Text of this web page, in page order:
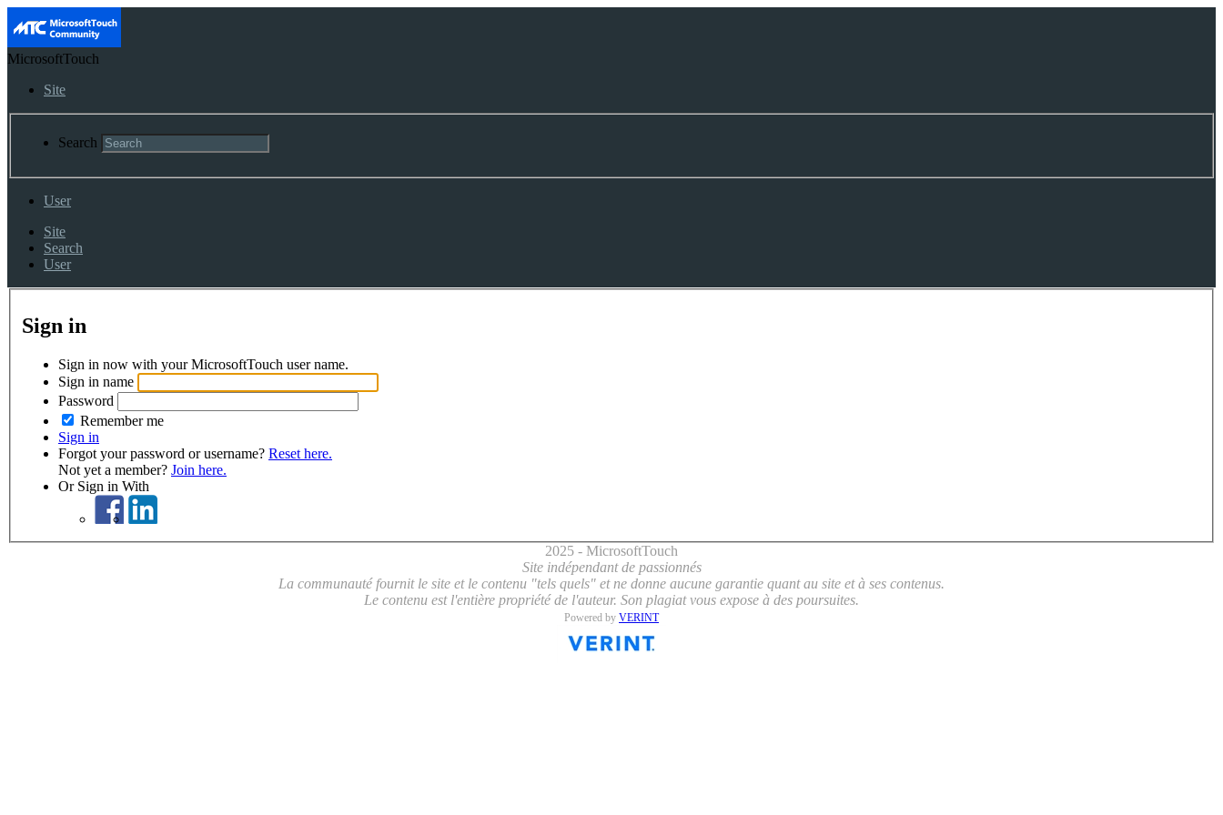
MicrosoftTouch
Site
Search
User
Site
Search
User
Sign in
Sign in now with your MicrosoftTouch user name.
Sign in name
Password
Remember me
Sign in
Forgot your password or username? Reset here.
Not yet a member? Join here.
Or Sign in With
2025 - MicrosoftTouch
Site indépendant de passionnés
La communauté fournit le site et le contenu "tels quels" et ne donne aucune garantie quant au site et à ses contenus.
Le contenu est l'entière propriété de l'auteur. Son plagiat vous expose à des poursuites.
Powered by VERINT